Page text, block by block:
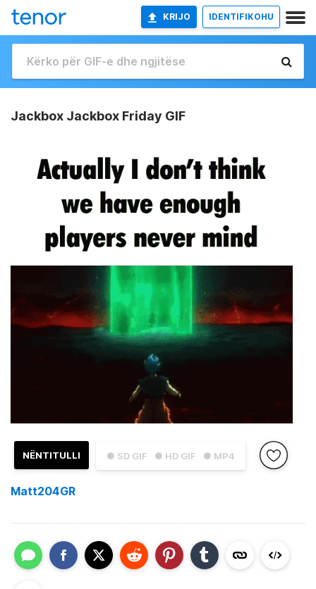
KRIJO IDENTIFIKOHU
Jackbox Jackbox Friday GIF
● SD GIF ● HD GIF ● MP4
NËNTITULLI
Matt204GR